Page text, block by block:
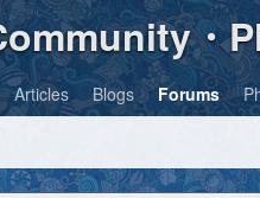
・
Articles Blogs Forums